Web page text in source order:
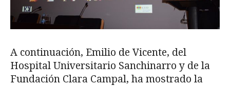
A continuación, Emilio de Vicente, del
Hospital Universitario Sanchinarro y de la
Fundación Clara Campal, ha mostrado la